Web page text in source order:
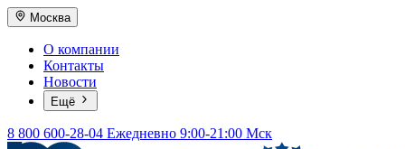
Москва
О компании
Контакты
Новости
Ещё
8 800 600-28-04 Ежедневно 9:00-21:00 Мск